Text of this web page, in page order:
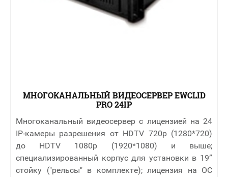
МНОГОКАНАЛЬНЫЙ ВИДЕОСЕРВЕР EWCLID
PRO 24IP
Многоканальный видеосервер с лицензией на 24
IP-камеры разрешения от HDTV 720p (1280*720)
до HDTV 1080p (1920*1080) и выше;
специализированный корпус для установки в 19”
стойку ("рельсы" в комплекте); лицензия на ОС